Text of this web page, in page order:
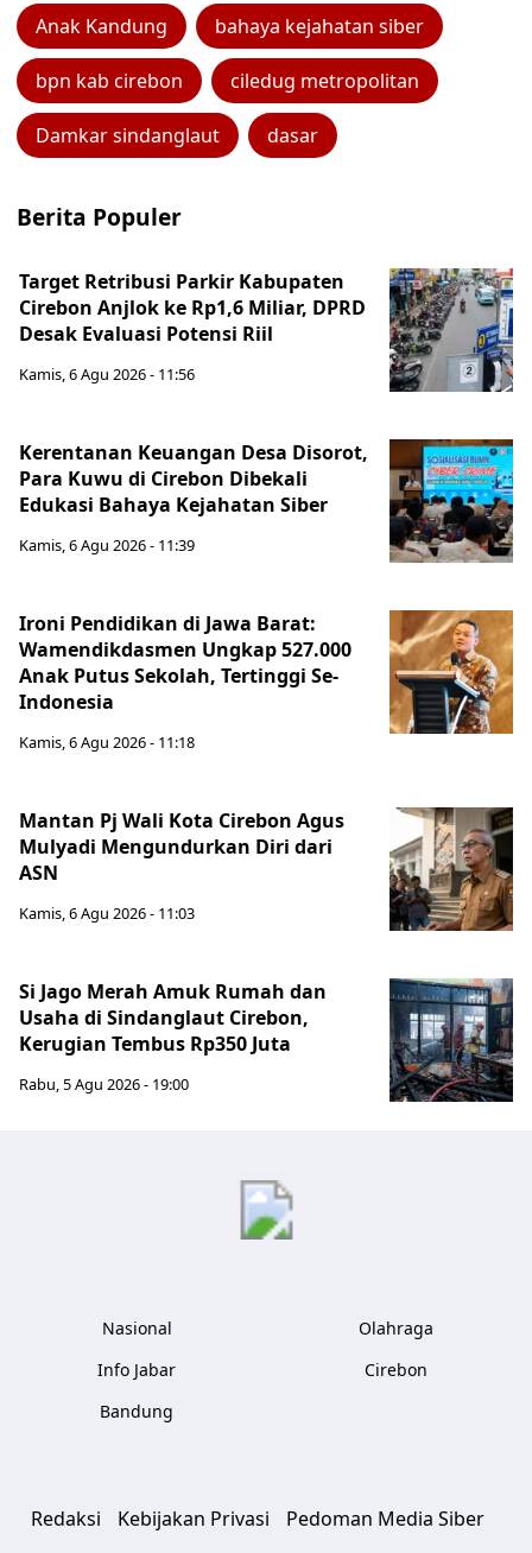
Anak Kandung bahaya kejahatan siber
bpn kab cirebon ciledug metropolitan
Damkar sindanglaut dasar
Berita Populer
Target Retribusi Parkir Kabupaten
Cirebon Anjlok ke Rp1,6 Miliar, DPRD
Desak Evaluasi Potensi Riil
Kamis, 6 Agu 2026 - 11:56
Kerentanan Keuangan Desa Disorot,
Para Kuwu di Cirebon Dibekali
Edukasi Bahaya Kejahatan Siber
Kamis, 6 Agu 2026 - 11:39
Ironi Pendidikan di Jawa Barat:
Wamendikdasmen Ungkap 527.000
Anak Putus Sekolah, Tertinggi Se-
Indonesia
Kamis, 6 Agu 2026 - 11:18
Mantan Pj Wali Kota Cirebon Agus
Mulyadi Mengundurkan Diri dari
ASN
Kamis, 6 Agu 2026 - 11:03
Si Jago Merah Amuk Rumah dan
Usaha di Sindanglaut Cirebon,
Kerugian Tembus Rp350 Juta
Rabu, 5 Agu 2026 - 19:00
Nasional
Info Jabar
Bandung
Olahraga
Cirebon
Redaksi Kebijakan Privasi
Pedoman Media Siber